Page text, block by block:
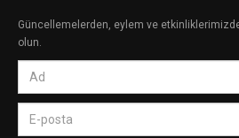
Güncellemelerden, eylem ve
olun.